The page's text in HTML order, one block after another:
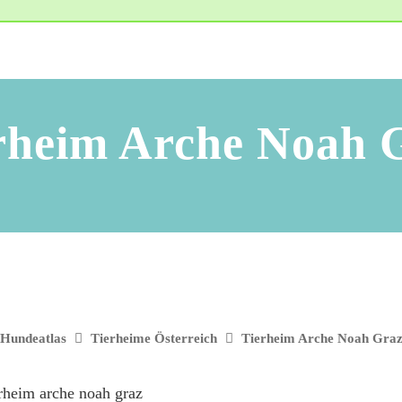
Arche Noah
Hundeatlas Tierheime Österreich Tierheim Arche Noah Graz